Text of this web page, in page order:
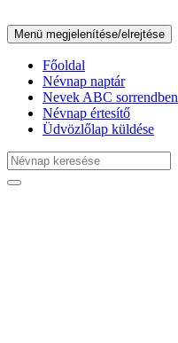
Menü megjelenítése/elrejtése
Főoldal
Névnap naptár
Nevek ABC sorrendben
Névnap értesítő
Üdvözlőlap küldése